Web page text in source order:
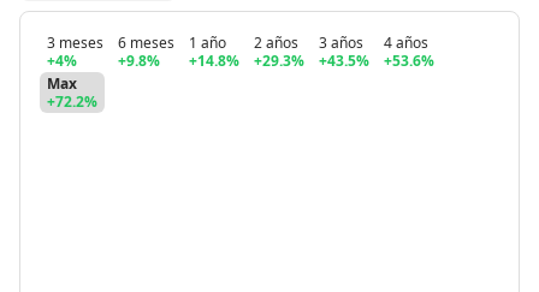
3 meses
+4%
6 meses
+9.8%
1 año
+14.8%
2 años
+29.3%
3 años
+43.5%
4 años
+53.6%
Max
+72.2%